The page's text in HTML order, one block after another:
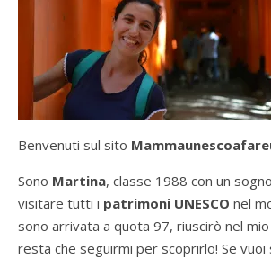
Benvenuti sul sito
Sono Martina, classe 1988 con un
visitare tutti i patrimoni UNESCO nel
sono arrivata a quota 97, riuscirò nel
resta che seguirmi per scoprirlo! Se vuoi